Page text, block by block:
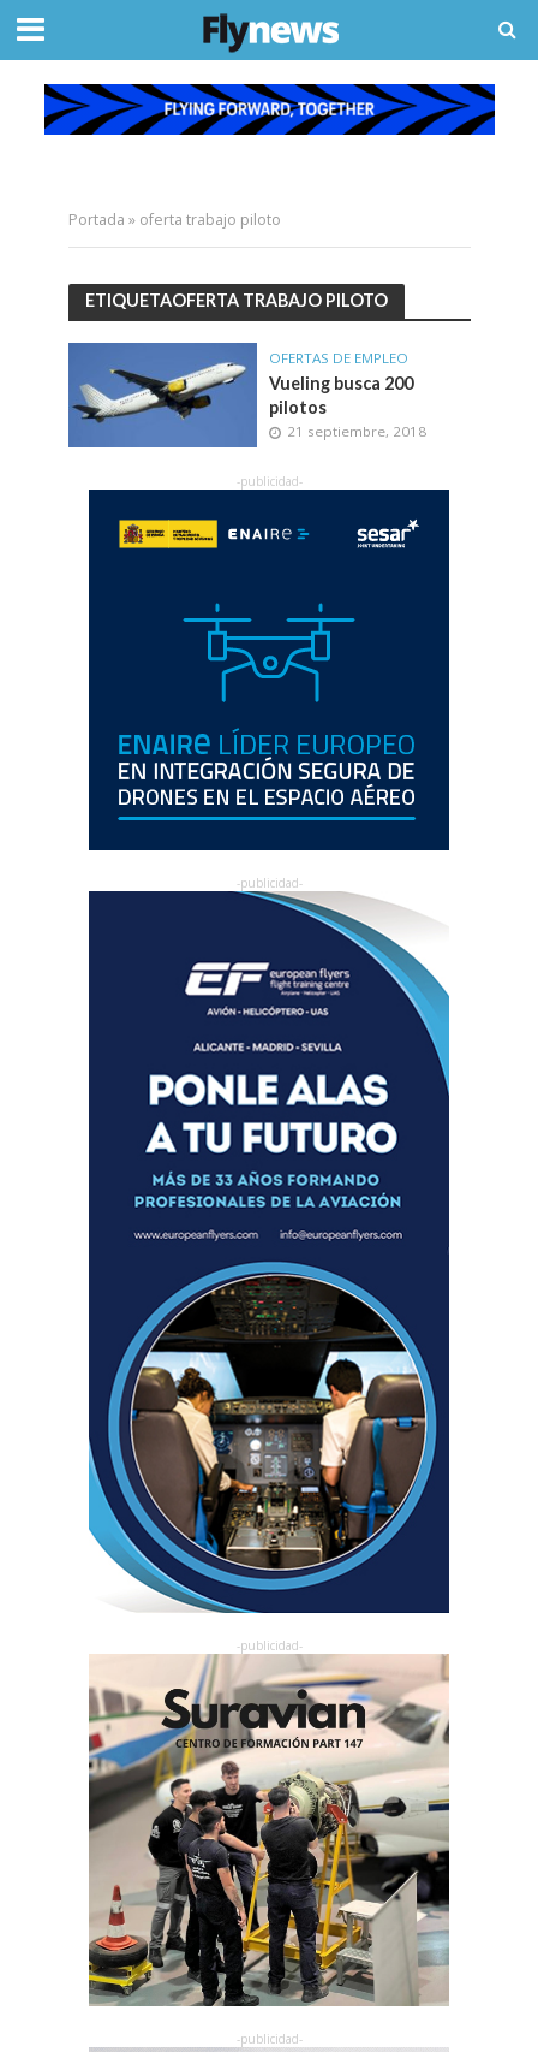
Portada » oferta trabajo piloto
ETIQUETAOFERTA TRABAJO PILOTO
OFERTAS DE EMPLEO
Vueling busca 200
pilotos
21 septiembre, 2018